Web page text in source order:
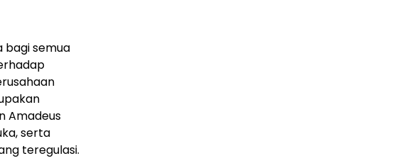
bagi semua
Amadeus
serta
teregulasi.